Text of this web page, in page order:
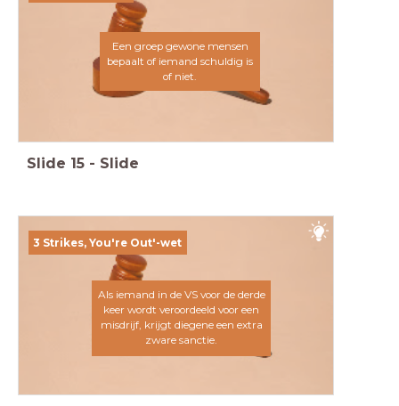
Een groep gewone mensen
bepaalt of iemand schuldig is
of niet.
Slide 15 - Slide
3 Strikes, You're Out'-wet
Als iemand in de VS voor de derde
keer wordt veroordeeld voor een
misdrijf, krijgt diegene een extra
zware sanctie.